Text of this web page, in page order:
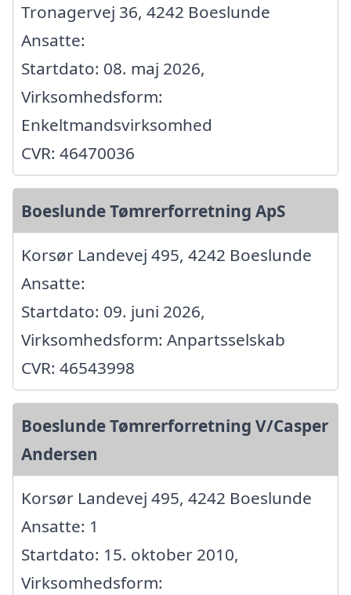
Tronagervej 36, 4242 Boeslunde
Ansatte:
Startdato: 08. maj 2026,
Virksomhedsform:
Enkeltmandsvirksomhed
CVR: 46470036
Boeslunde Tømrerforretning ApS
Korsør Landevej 495, 4242 Boeslunde
Ansatte:
Startdato: 09. juni 2026,
Virksomhedsform: Anpartsselskab
CVR: 46543998
Boeslunde Tømrerforretning V/Casper
Andersen
Korsør Landevej 495, 4242 Boeslunde
Ansatte: 1
Startdato: 15. oktober 2010,
Virksomhedsform: